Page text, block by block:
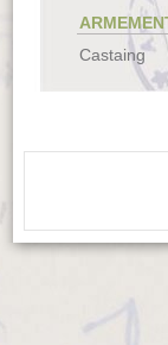
Castaing